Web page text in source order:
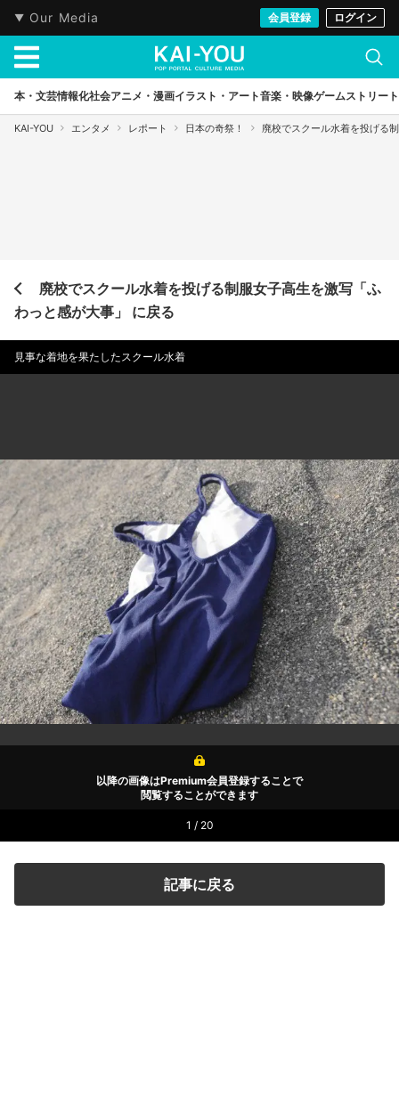
Our Media 会員登録 ログイン
本・文芸情報化社会アニメ・漫画イラスト・アート音楽・映像ゲームストリート
KAI-YOU エンタメ レポート 日本の奇祭！ 廃校でスクール水着を投げる
廃校でスクール水着を投げる制服女子高生を激写「ふ
わっと感が大事」 に戻る
見事な着地を果たしたスクール水着
以降の画像はPremium会員登録することで
閲覧することができます
1 / 20
記事に戻る